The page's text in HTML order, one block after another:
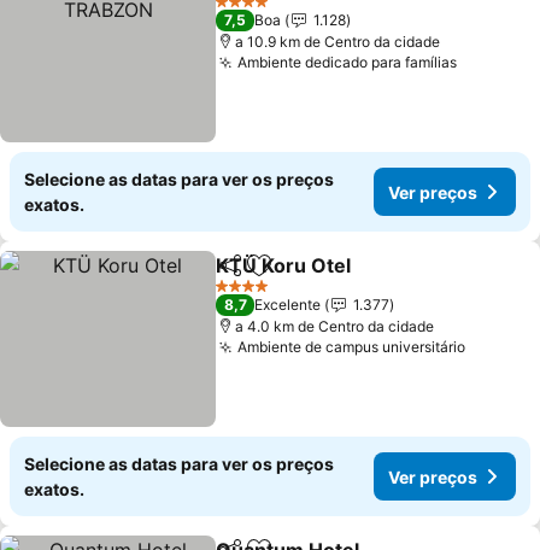
4 Estrelas
7,5 Boa
1.128
a 10.9 km de Centro da cidade
Ambiente dedicado para famílias
Selecione as datas para ver os preços
exatos.
Ver preços
PartilharAdicionar aos favoritos
KTÜ Koru Otel
4 Estrelas
8,7 Excelente
1.377
a 4.0 km de Centro da cidade
Ambiente de campus universitário
Selecione as datas para ver os preços
exatos.
Ver preços